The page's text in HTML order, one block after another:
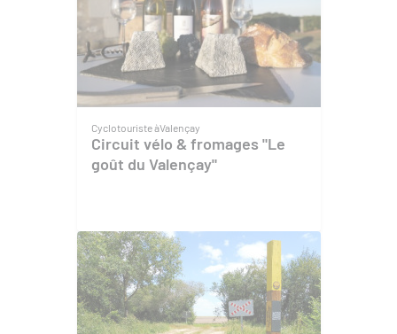
Cyclotouriste àValençay
Circuit vélo & fromages "Le
goût du Valençay"